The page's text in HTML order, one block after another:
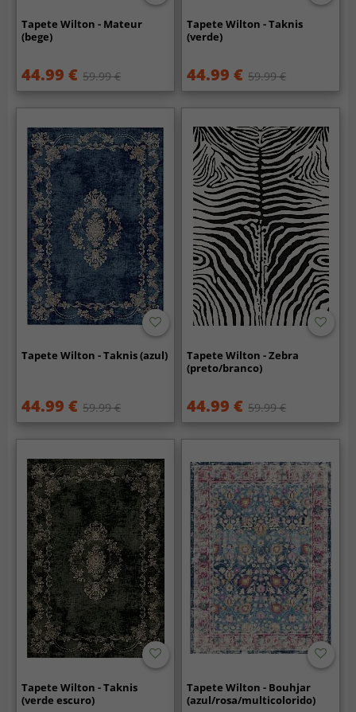
Tapete Wilton - Mateur
(bege)
44.99 € 59.99 €
Tapete Wilton - Taknis
(verde)
44.99 € 59.99 €
Tapete Wilton - Taknis (azul)
44.99 € 59.99 €
Tapete Wilton - Zebra
(preto/branco)
44.99 € 59.99 €
Tapete Wilton - Taknis
(verde escuro)
Tapete Wilton - Bouhjar
(azul/rosa/multicolorido)